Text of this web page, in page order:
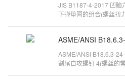
JIS B1187-4-2017 凹脑
下弹垫圈的组合(螺丝扭
ASME/ANSI B18.6.3-
割尾自攻螺钉 4(螺丝的